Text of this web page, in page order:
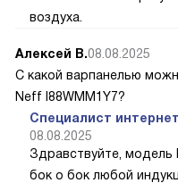
воздуха.
Алексей В.08.08.2025
С какой варпанелью
Neff I88WMM1Y7?
Специалист
08.08.2025
Здравствуйте, модель
бок о бок любой